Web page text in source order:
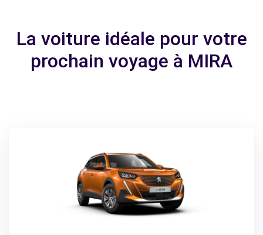
La voiture idéale pour votre
prochain voyage à MIRA